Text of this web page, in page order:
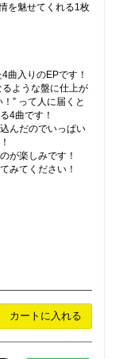
を魅せてくれる1枚
曲入りのEPです！
ような盤に仕上が
” って人に届くと
4曲です！
んだのでいっぱい
が楽しみです！
みてください！